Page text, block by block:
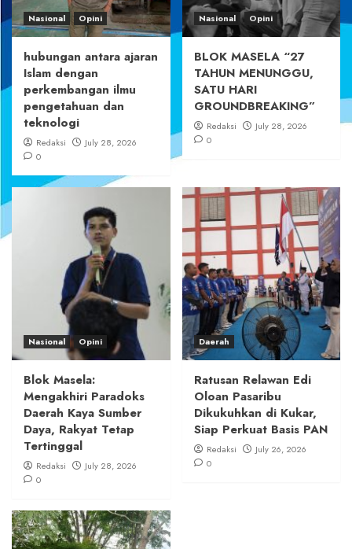
Nasional Opini
hubungan antara ajaran
Islam dengan
perkembangan ilmu
pengetahuan dan
teknologi
Redaksi
July 28, 2026
0
Nasional Opini
BLOK MASELA “27
TAHUN MENUNGGU,
SATU HARI
GROUNDBREAKING”
Redaksi
July 28, 2026
0
Nasional Opini
Blok Masela:
Mengakhiri Paradoks
Daerah Kaya Sumber
Daya, Rakyat Tetap
Tertinggal
Redaksi
July 28, 2026
0
Daerah
Ratusan Relawan Edi
Oloan Pasaribu
Dikukuhkan di Kukar,
Siap Perkuat Basis PAN
Redaksi
July 26, 2026
0